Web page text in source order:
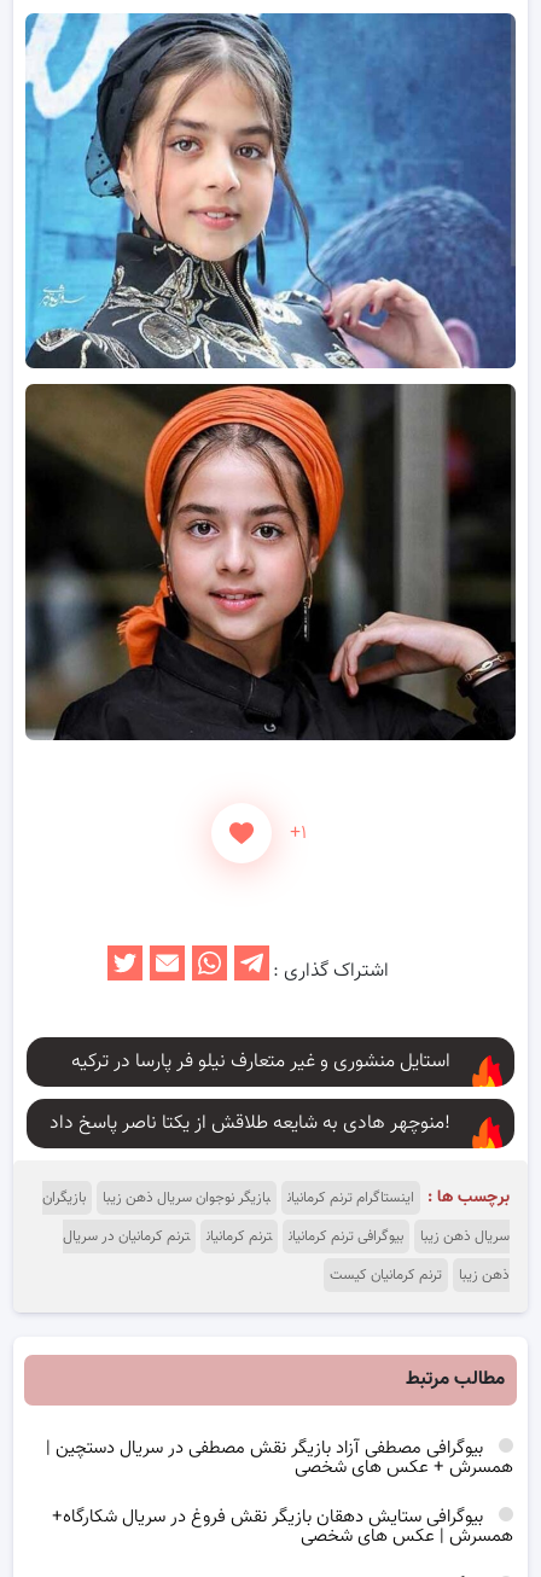
+۱
اشتراک گذاری :
استایل منشوری و غیر متعارف نیلو فر پارسا در ترکیه
منوچهر هادی به شایعه طلاقش از یکتا ناصر پاسخ داد!
برچسب ها : اینستاگرام ترنم کرمانیان بازیگر نوجوان سریال ذهن زیبا
بازیگران
سریال ذهن زیبا
بیوگرافی ترنم کرمانیان ترنم کرمانیان
ترنم کرمانیان در سریال
ذهن زیبا
ترنم کرمانیان کیست
مطالب مرتبط
بیوگرافی مصطفی آزاد بازیگر نقش مصطفی در سریال دستچین |
همسرش + عکس های شخصی
بیوگرافی ستایش دهقان بازیگر نقش فروغ در سریال شکارگاه+
همسرش | عکس های شخصی